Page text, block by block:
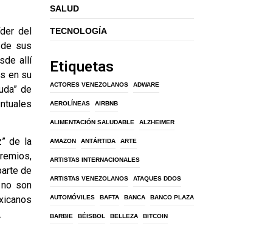
del
sus
allí
en su
de
de la
de
son
SALUD
TECNOLOGÍA
Etiquetas
ACTORES VENEZOLANOS ADWARE
AEROLÍNEAS AIRBNB
ALIMENTACIÓN SALUDABLE ALZHEIMER
AMAZON ANTÁRTIDA ARTE
ARTISTAS INTERNACIONALES
ARTISTAS VENEZOLANOS ATAQUES DDOS
AUTOMÓVILES BAFTA BANCA BANCO PLAZA
BARBIE BÉISBOL BELLEZA BITCOIN